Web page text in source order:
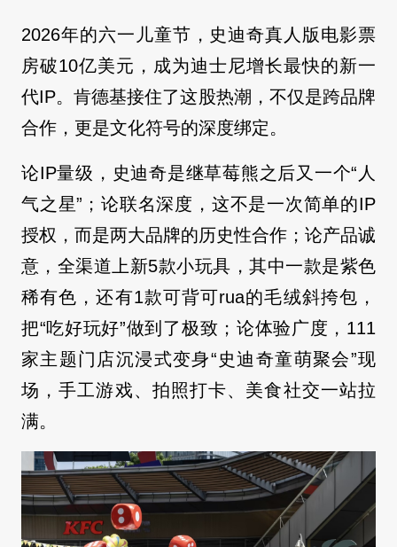
2026年的六一儿童节，史迪奇真人版电影票
房破10亿美元，成为迪士尼增长最快的新一
代IP。肯德基接住了这股热潮，不仅是跨品牌
合作，更是文化符号的深度绑定。
论IP量级，史迪奇是继草莓熊之后又一个“人
气之星”；论联名深度，这不是一次简单的IP
授权，而是两大品牌的历史性合作；论产品诚
意，全渠道上新5款小玩具，其中一款是紫色
稀有色，还有1款可背可rua的毛绒斜挎包，
把“吃好玩好”做到了极致；论体验广度，111
家主题门店沉浸式变身“史迪奇童萌聚会”现
场，手工游戏、拍照打卡、美食社交一站拉
满。